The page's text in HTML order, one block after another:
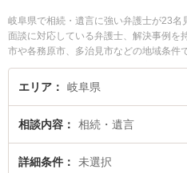
岐阜県で相続・遺言に強い弁護士が23名
面談に対応している弁護士、解決事例を
市や各務原市、多治見市などの地域条件
続トラブルや認知症の相続、遺産分割等
便利です。特にベリーベスト法律事務所
阜県で土日や夜間に発生した相続・遺言
たい』『相続・遺言のトラブル解決の実
『初回相談無料で相続・遺言を法律相談
エリア 岐阜県
相談内容 相続・遺言
詳細条件 未選択